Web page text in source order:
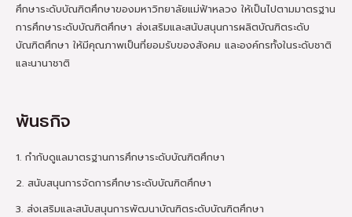
ศึกษาระดับบัณฑิตศึกษาของมหาวิทยาลัยแม่ฟ้าหลวง ให้เป็นไปตามมาตรฐาน
การศึกษาระดับบัณฑิตศึกษา ส่งเสริมและสนับสนุนการผลิตบัณฑิตระดับ
บัณฑิตศึกษา ให้มีคุณภาพเป็นที่ยอมรับของสังคม และองค์กรทั้งในระดับชาติ
และนานาชาติ
พันธกิจ
1. กำกับดูแลมาตรฐานการศึกษาระดับบัณฑิตศึกษา
2. สนับสนุนการจัดการศึกษาระดับบัณฑิตศึกษา
3. ส่งเสริมและสนับสนุนการพัฒนาบัณฑิตระดับบัณฑิตศึกษา